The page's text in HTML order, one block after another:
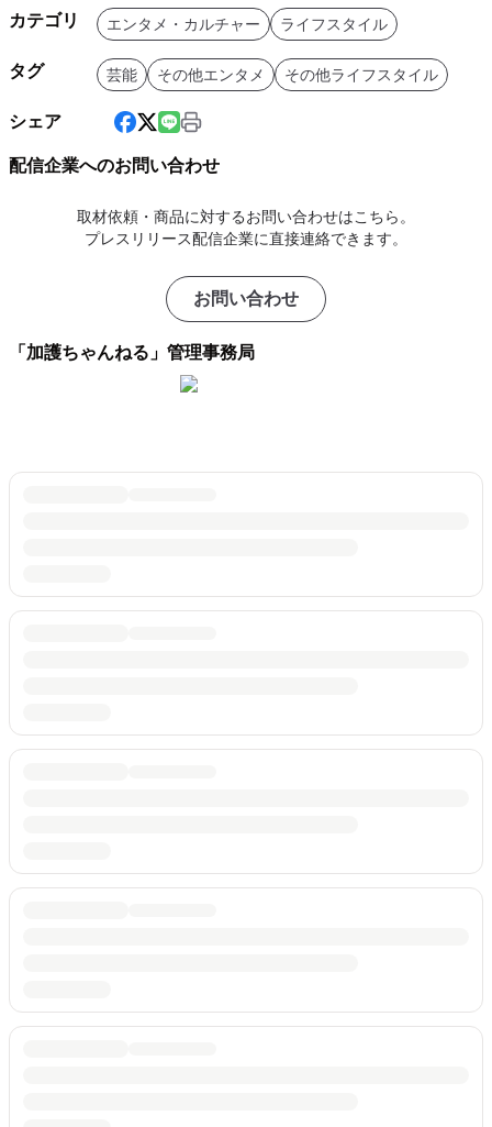
カテゴリ エンタメ・カルチャー ライフスタイル
タグ 芸能 その他エンタメ その他ライフスタイル
シェア
配信企業へのお問い合わせ
取材依頼・商品に対するお問い合わせはこちら。
プレスリリース配信企業に直接連絡できます。
お問い合わせ
「加護ちゃんねる」管理事務局